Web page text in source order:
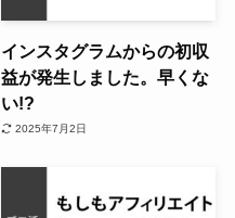
インスタグラムからの初収
益が発生しました。早くな
い!?
2025年7月2日